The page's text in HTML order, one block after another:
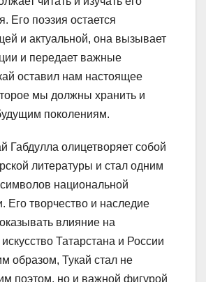
Его поэзия остается
и актуальной, она вызывает
и передает важные
оставил нам настоящее
мы должны хранить и
поколениям.
Габдулла олицетворяет собой
литературы и стал одним
национальной
Его творчество и наследие
влияние на
Татарстана и России
образом, Тукай стал не
поэтом, но и важной фигурой